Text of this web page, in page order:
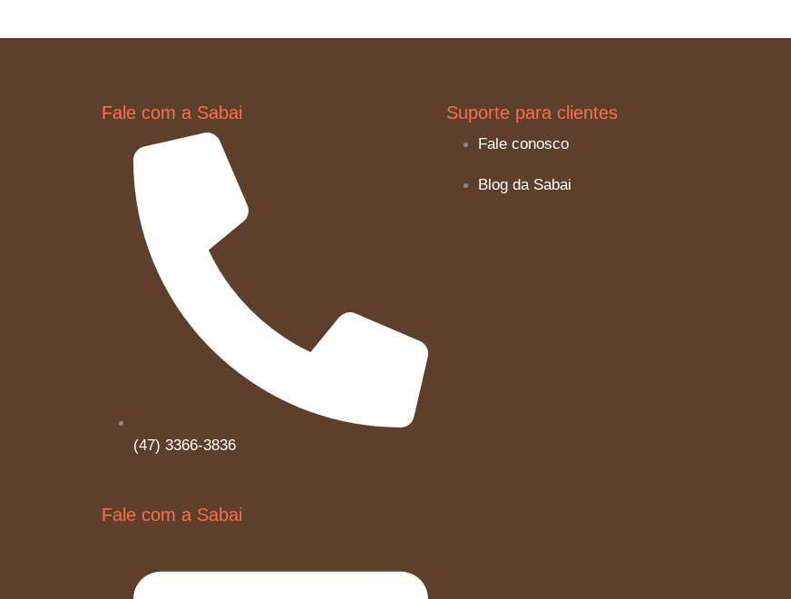
Fale com a Sabai
(47) 3366-3836
Fale com a Sabai
Suporte para clientes
Fale conosco
Blog da Sabai